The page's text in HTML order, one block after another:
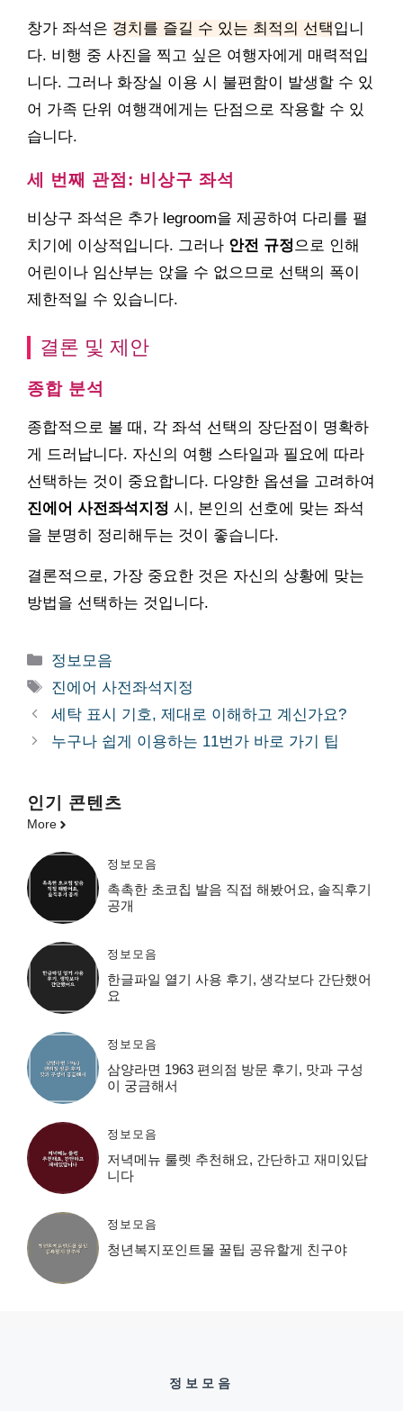
창가 좌석은 경치를 즐길 수 있는 최적의 선택입니
다. 비행 중 사진을 찍고 싶은 여행자에게 매력적입
니다. 그러나 화장실 이용 시 불편함이 발생할 수 있
어 가족 단위 여행객에게는 단점으로 작용할 수 있
습니다.
세 번째 관점: 비상구 좌석
비상구 좌석은 추가 legroom을 제공하여 다리를 펼
치기에 이상적입니다. 그러나 안전 규정으로 인해
어린이나 임산부는 앉을 수 없으므로 선택의 폭이
제한적일 수 있습니다.
결론 및 제안
종합 분석
종합적으로 볼 때, 각 좌석 선택의 장단점이 명확하
게 드러납니다. 자신의 여행 스타일과 필요에 따라
선택하는 것이 중요합니다. 다양한 옵션을 고려하여
진에어 사전좌석지정 시, 본인의 선호에 맞는 좌석
을 분명히 정리해두는 것이 좋습니다.
결론적으로, 가장 중요한 것은 자신의 상황에 맞는
방법을 선택하는 것입니다.
카
테
리
정보모음
태
그
진에어 사전좌석지정
세탁 표시 기호, 제대로 이해하고 계신가요?
누구나 쉽게 이용하는 11번가 바로 가기 팁
인기 콘텐츠
More
정보모음
촉촉한 초코칩 발음 직접 해봤어요, 솔직후기
공개
정보모음
한글파일 열기 사용 후기, 생각보다 간단했어
요
정보모음
삼양라면 1963 편의점 방문 후기, 맛과 구성
이 궁금해서
정보모음
저녁메뉴 룰렛 추천해요, 간단하고 재미있답
니다
정보모음
청년복지포인트몰 꿀팁 공유할게 친구야
정보모음